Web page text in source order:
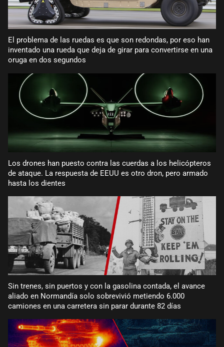
El problema de las ruedas es que son redondas, por eso han
inventado una rueda que deja de girar para convertirse en una
oruga en dos segundos
Los drones han puesto contra las cuerdas a los helicópteros
de ataque. La respuesta de EEUU es otro dron, pero armado
hasta los dientes
Sin trenes, sin puertos y con la gasolina contada, el avance
aliado en Normandía solo sobrevivió metiendo 6.000
camiones en una carretera sin parar durante 82 días